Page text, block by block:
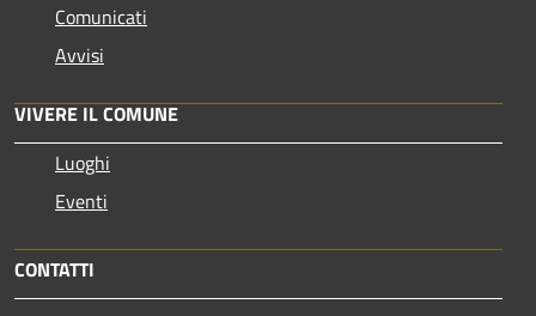
Comunicati
Avvisi
VIVERE IL COMUNE
Luoghi
Eventi
CONTATTI